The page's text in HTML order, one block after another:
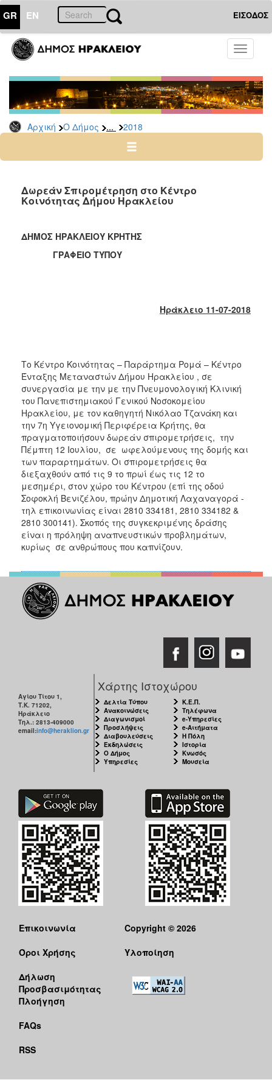
GR EN ΕΙΣΟΔΟΣ
Toggle
Αρχική Ο Δήμος ... 2018
ΔΗΜΟΣ
Δελτία
Τύπου
Αρχείο
2026
2024
2022
2020
2019
2012
2011
2010
2006
ΤΟΠΟΣ
ΠΟΛΙΤΙΣΜΟΣ
ΑΝΘΕΚΤΙΚΗ
Δωρεάν Σπιρομέτρηση στο Κέντρο
Κοινότητας Δήμου Ηρακλείου
ΔΗΜΟΣ ΗΡΑΚΛΕΙΟΥ ΚΡΗΤΗΣ
ΓΡΑΦΕΙΟ ΤΥΠΟΥ
Ηράκλειο 11-07-2018
Το Κέντρο Κοινότητας – Παράρτημα Ρομά – Κέντρο
Ένταξης Μεταναστών Δήμου Ηρακλείου , σε
συνεργασία με την με την Πνευμονολογική Κλινική
του Πανεπιστημιακού Γενικού Νοσοκομείου
Ηρακλείου, με τον καθηγητή Νικόλαο Τζανάκη και
την 7η Υγειονομική Περιφέρεια Κρήτης, θα
πραγματοποιήσουν δωρεάν σπιρομετρήσεις, την
Πέμπτη 12 Ιουλίου, σε ωφελούμενους της δομής και
των παραρτημάτων. Οι σπιρομετρήσεις θα
διεξαχθούν από τις 9 το πρωί έως τις 12 το
μεσημέρι, στον χώρο του Κέντρου (επί της οδού
Σοφοκλή Βενιζέλου, πρώην Δημοτική Λαχαναγορά -
τηλ επικοινωνίας είναι 2810 334181, 2810 334182 &
2810 300141). Σκοπός της συγκεκριμένης δράσης
είναι η πρόληψη αναπνευστικών προβλημάτων,
κυρίως σε ανθρώπους που καπνίζουν.
Αγίου Τίτου 1,
Τ.Κ. 71202,
Ηράκλειο
Τηλ.: 2813-409000
email:info@heraklion.gr
Χάρτης Ιστοχώρου
Δελτία Τύπου
Ανακοινώσεις
Διαγωνισμοί
Προσλήψεις
Διαβουλεύσεις
Εκδηλώσεις
Ο Δήμος
Υπηρεσίες
Κ.Ε.Π.
Τηλέφωνα
e-Υπηρεσίες
e-Αιτήματα
Η Πόλη
Ιστορία
Κνωσός
Μουσεία
Επικοινωνία
Όροι Χρήσης
Δήλωση
Προσβασιμότητας
Πλοήγηση
FAQs
RSS
Copyright © 2026
Υλοποίηση